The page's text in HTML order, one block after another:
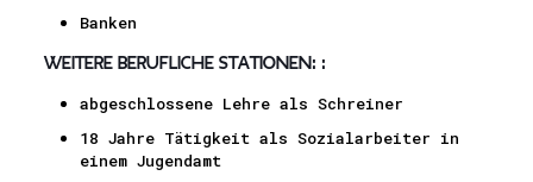
Banken
Weitere berufliche Stationen: :
abgeschlossene Lehre als Schreiner
18 Jahre Tätigkeit als Sozialarbeiter in
einem Jugendamt